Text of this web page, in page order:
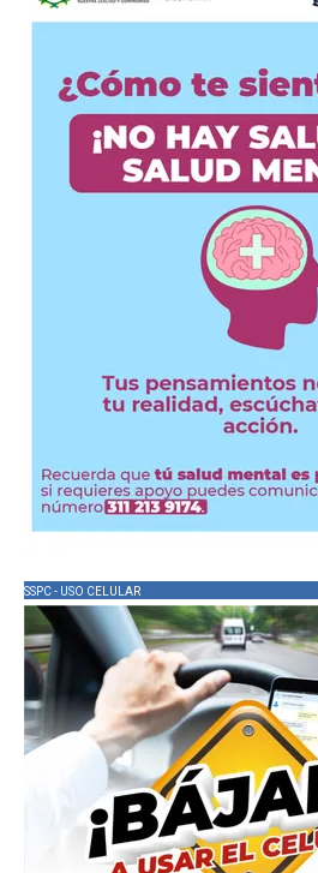
SSPC - USO CELULAR